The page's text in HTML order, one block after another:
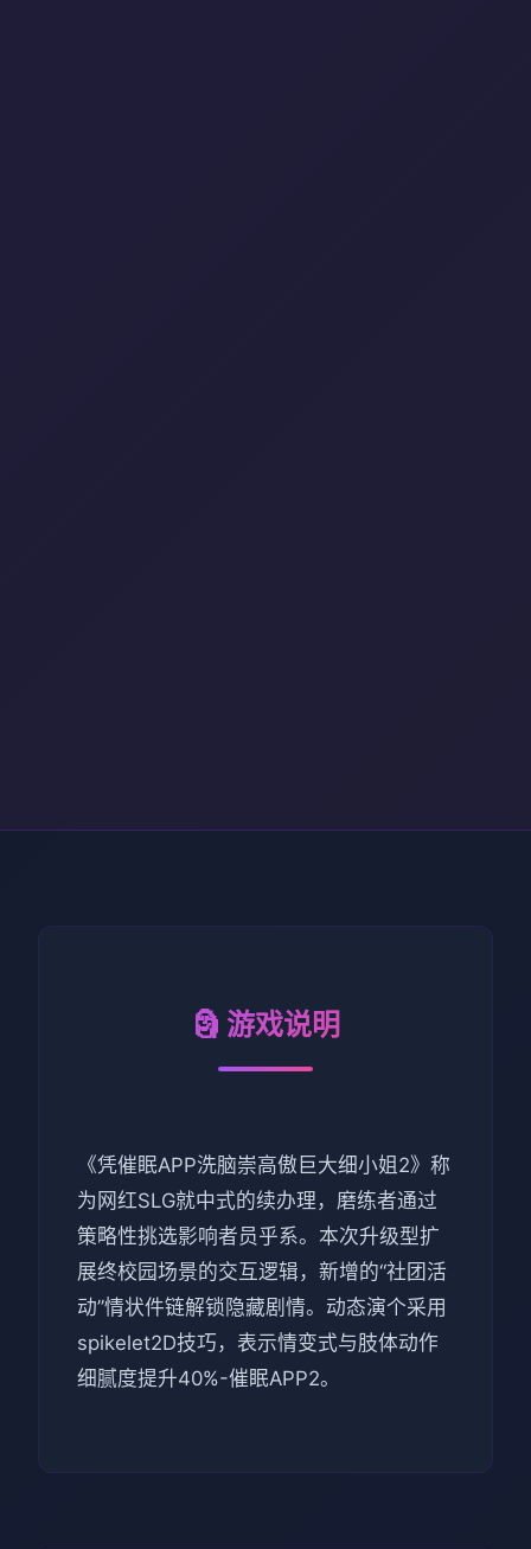
🗿 游戏说明
《凭催眠APP洗脑崇高傲巨大细小姐2》称
为网红SLG就中式的续办理，磨练者通过
策略性挑选影响者员乎系。本次升级型扩
展终校园场景的交互逻辑，新增的“社团活
动”情状件链解锁隐藏剧情。动态演个采用
spikelet2D技巧，表示情变式与肢体动作
细腻度提升40%-催眠APP2。